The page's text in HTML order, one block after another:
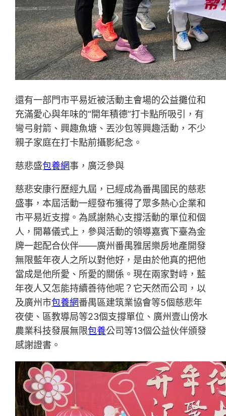
還有一部門市平易近被活動主會場的公益攤位和
充滿愛心與年味的“開年積德”打卡點所吸引，有
彎弓射箭、興趣魚塘、丟沙包等興趣活動，不少
親子家庭在打卡點前攝影紀念。
慈悲盛包養網事，廣泛參與
慈悲安康行歷經九屆，已經成為番禺國民的慈悲
盛事，本屆活動一經發布獲得了眾多熱心企業和
市平易近支撐。為感謝熱心支撐活動的單位和個
人，開幕儀式上，參與活動的領導嘉賓下臺為金
牌一起配合伙伴——廣州番禺雅居樂房地產開發
無限藍年夜人之所以對他好，是由於他真的把他
當成是他所愛、所愛的關係。現在兩家對峙，藍
年夜人又怎能持續善待他呢？它天然而公司，以
及廣州市包養網番禺區建筑業協會等5個慈悲年
夜使、區教導局等23個支撐單位、廣州壹山傍水
農業科技發展無限包養公司等13個公益伙伴頒發
感謝證書。